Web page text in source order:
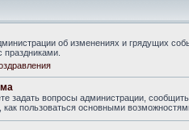
об изменениях и грядущих
праздниками.
задать вопросы администрации,
как пользоваться основными